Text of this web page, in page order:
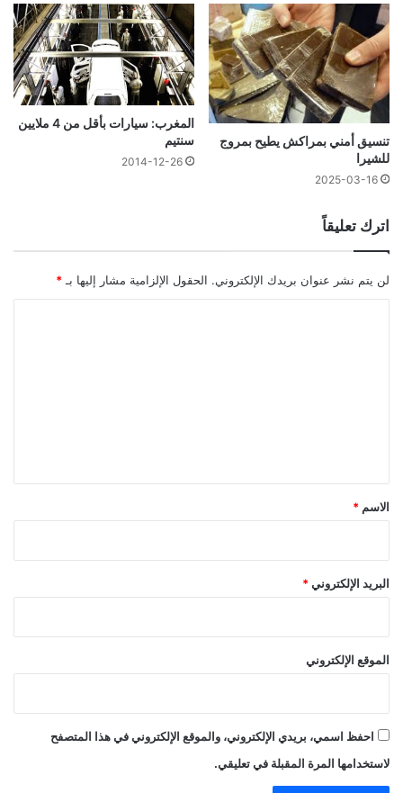
تنسيق أمني بمراكش يطيح بمروج
للشيرا
2025-03-16
المغرب: سيارات بأقل من 4 ملايين
سنتيم
2014-12-26
اترك تعليقاً
لن يتم نشر عنوان بريدك الإلكتروني. الحقول الإلزامية مشار إليها بـ *
*
الاسم *
البريد الإلكتروني *
الموقع الإلكتروني
احفظ اسمي، بريدي الإلكتروني، والموقع الإلكتروني في هذا المتصفح
لاستخدامها المرة المقبلة في تعليقي.